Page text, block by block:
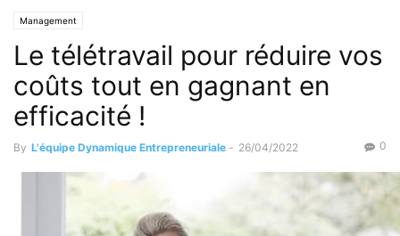
Management
Le télétravail pour réduire vos
coûts tout en gagnant en
efficacité !
By L'équipe Dynamique Entrepreneuriale - 26/04/2022 0